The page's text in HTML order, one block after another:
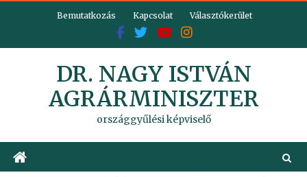
Bemutatkozás Kapcsolat Választókerület
DR. NAGY ISTVÁN
AGRÁRMINISZTER
országgyűlési képviselő